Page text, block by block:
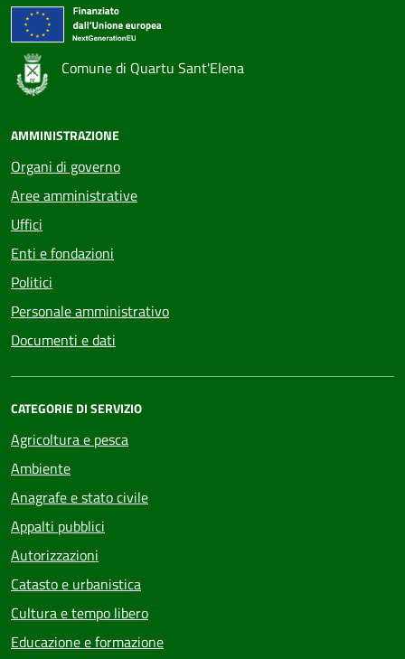
Comune di Quartu Sant'Elena
AMMINISTRAZIONE
Organi di governo
Aree amministrative
Uffici
Enti e fondazioni
Politici
Personale amministrativo
Documenti e dati
CATEGORIE DI SERVIZIO
Agricoltura e pesca
Ambiente
Anagrafe e stato civile
Appalti pubblici
Autorizzazioni
Catasto e urbanistica
Cultura e tempo libero
Educazione e formazione